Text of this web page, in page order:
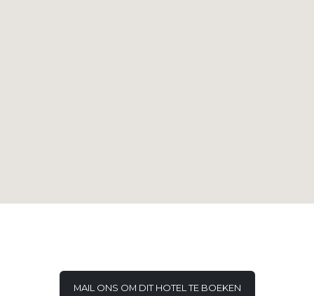
MAIL ONS OM DIT HOTEL TE BOEKEN